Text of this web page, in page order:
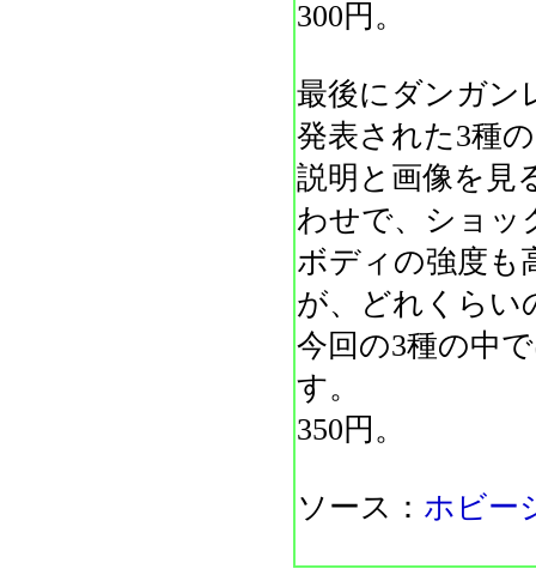
300円。
最後にダンガン
発表された3種
説明と画像を見
わせで、ショッ
ボディの強度も
が、どれくらい
今回の3種の中
す。
350円。
ソース： ホビー